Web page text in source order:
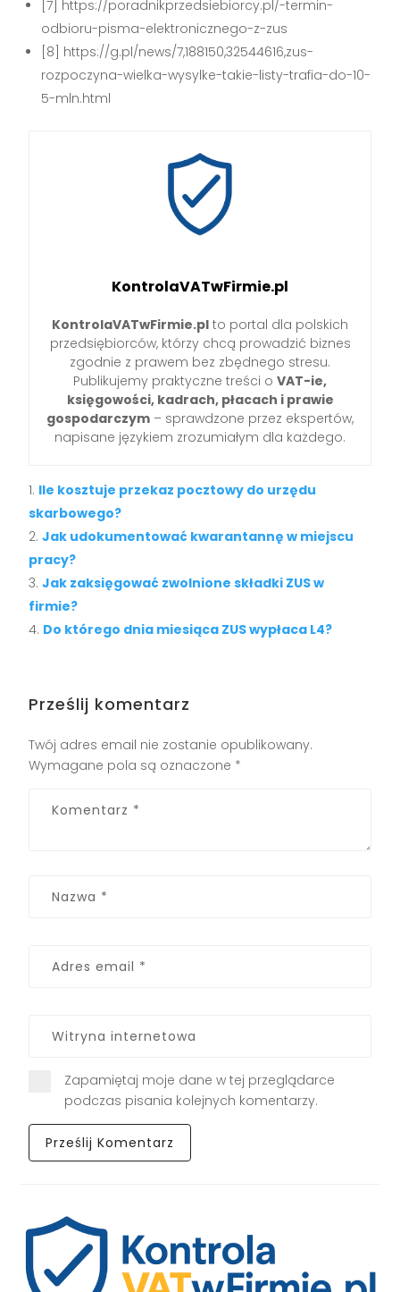
[7] https://poradnikprzedsiebiorcy.pl/-termin-
odbioru-pisma-elektronicznego-z-zus
[8] https://g.pl/news/7,188150,32544616,zus-
rozpoczyna-wielka-wysylke-takie-listy-trafia-do-10-
5-mln.html
KontrolaVATwFirmie.pl
KontrolaVATwFirmie.pl to portal dla polskich
przedsiębiorców, którzy chcą prowadzić biznes
zgodnie z prawem bez zbędnego stresu.
Publikujemy praktyczne treści o VAT-ie,
księgowości, kadrach, płacach i prawie
gospodarczym – sprawdzone przez ekspertów,
napisane językiem zrozumiałym dla każdego.
Ile kosztuje przekaz pocztowy do urzędu
skarbowego?
Jak udokumentować kwarantannę w miejscu
pracy?
Jak zaksięgować zwolnione składki ZUS w
firmie?
Do którego dnia miesiąca ZUS wypłaca L4?
Prześlij komentarz
Twój adres email nie zostanie opublikowany.
Wymagane pola są oznaczone *
Zapamiętaj moje dane w tej przeglądarce
podczas pisania kolejnych komentarzy.